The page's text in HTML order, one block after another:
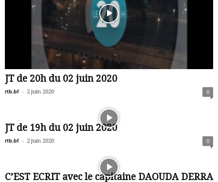
JT de 20h du 02 juin 2020
rtb.bf - 2 juin 2020 0
JT de 19h du 02 juin 2020
rtb.bf - 2 juin 2020 0
C’EST ECRIT avec le capitaine DAOUDA DERRA